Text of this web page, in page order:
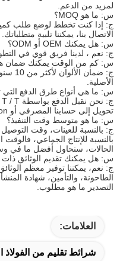
لمزيد من الدعم.
س: ما هو MOQ؟
ج: إذا كنت تخطط لوضع طلب
الاتصال بنا، يمكننا تلبية متطلباتك.
س: هل يمكنك OEM أو ODM؟
ج: نعم ، لدينا فريق قوي في
س: كم من الوقت يمكنك ضمان هذا
ج: ضمان
الأصلية.
س: ما هي أنواع طرق الدفع التي
تحويل إلى حسابنا المصرفي أو Western Union أو PayPal.
س: ما هو متوسط وقت التنفيذ؟
ج: بالنسبة للعينات، وقت التوصيل حوالي 5-
الحالات، سنحاول أفضل ما في
س: هل يمكنك تقديم الوثائق ذات
ج: نعم، يمكننا توفير معظم
التصدير ما هو مطلوب.
العلامات:
شرائط تقليم من الفولاذ